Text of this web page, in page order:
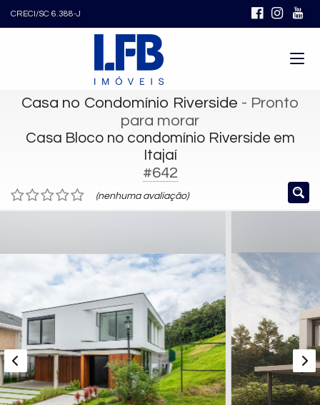
CRECI/SC 6.388-J
Casa no Condomínio Riverside - Pronto
para morar
Casa Bloco no condomínio Riverside em
Itajaí
#642
(nenhuma avaliação)